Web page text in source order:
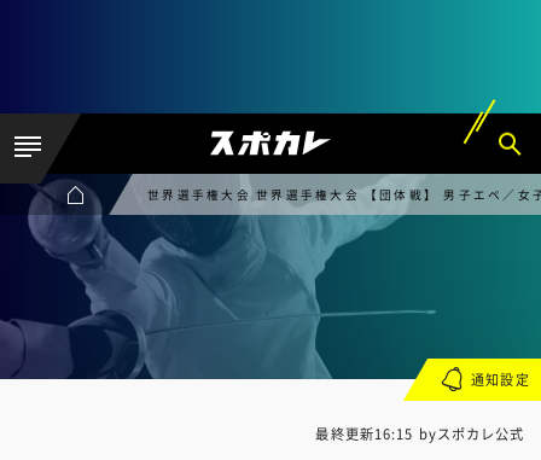
世界選手権大会 世界選手権大会 【団体戦】 男子エペ／女
最終更新16:15 byスポカレ公式
通知設定